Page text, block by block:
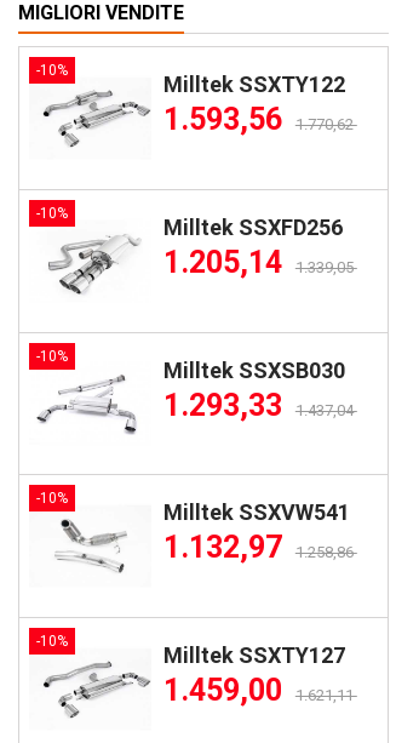
MIGLIORI VENDITE
-10%
Milltek SSXTY122
1.593,56 1.770,62
-10%
Milltek SSXFD256
1.205,14 1.339,05
-10%
Milltek SSXSB030
1.293,33 1.437,04
-10%
Milltek SSXVW541
1.132,97 1.258,86
-10%
Milltek SSXTY127
1.459,00 1.621,11